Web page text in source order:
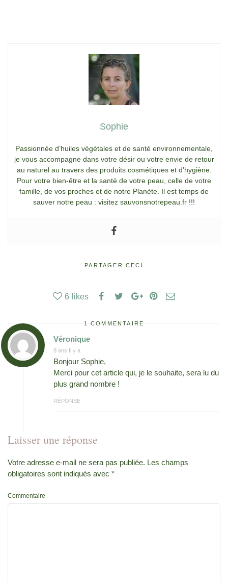
Sophie
Passionnée d’huiles végétales et de santé environnementale,
je vous accompagne dans votre désir ou votre envie de retour
au naturel au travers des produits cosmétiques et d’hygiène.
Pour votre bien-être et la santé de votre peau, celle de votre
famille, de vos proches et de notre Planète. Il est temps de
sauver notre peau : visitez sauvonsnotrepeau.fr !!!
PARTAGER CECI
6 likes
1 COMMENTAIRE
Véronique
8 ans Il y a
Bonjour Sophie,
Merci pour cet article qui, je le souhaite, sera lu du
plus grand nombre !
RÉPONSE
Laisser une réponse
Votre adresse e-mail ne sera pas publiée. Les champs
obligatoires sont indiqués avec *
Commentaire